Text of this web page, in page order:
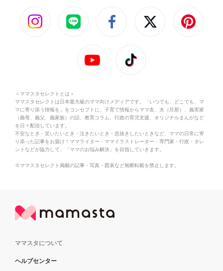
＜ママスタセレクトとは＞
ママスタセレクトは日本最大級のママ向けメディアです。「いつでも、どこでも、マ
マに寄り添う情報を」をコンセプトに、子育て情報からママ友、夫（旦那）、義実家
（義母、義父、義家族）の話、教育コラム、行政の育児支援、オリジナルまんがなど
を日々配信しています。
不安なとき・笑いたいとき・泣きたいとき・息抜きしたいときなど、ママの日常に寄
り添った記事をお届け！ママライター・ママイラストレーター・専門家・行政・タレ
ントなどが協力して、「ママのお悩み解決」を目指していきます。
※ママスタセレクト掲載の記事・写真・図表など無断転載を禁止します。
ママスタについて
ヘルプセンター